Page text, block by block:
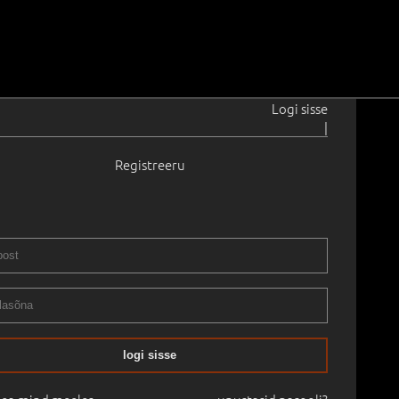
Logi sisse
|
Registreeru
logi sisse
- 1960
× 38.0 cmRaamitud
XXXV OKSJON 2014 kevad25.04.2014
1 600
€